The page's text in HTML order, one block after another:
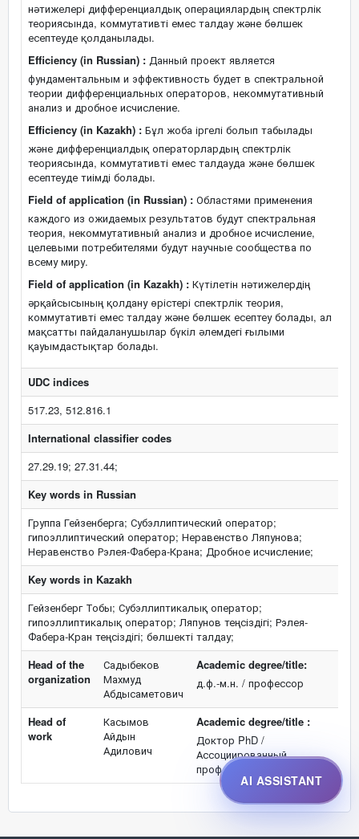
нәтижелері дифференциалдық операциялардың спектрлік
теориясында, коммутативті емес талдау және бөлшек
есептеуде қолданылады.
Efficiency (in Russian) : Данный проект является
фундаментальным и эффективность будет в спектральной
теории дифференциальных операторов, некоммутативный
анализ и дробное исчисление.
Efficiency (in Kazakh) : Бұл жоба іргелі болып табылады
және дифференциалдық операторлардың спектрлік
теориясында, коммутативті емес талдауда және бөлшек
есептеуде тиімді болады.
Field of application (in Russian) : Областями применения
каждого из ожидаемых результатов будут спектральная
теория, некоммутативный анализ и дробное исчисление,
целевыми потребителями будут научные сообщества по
всему миру.
Field of application (in Kazakh) : Күтілетін нәтижелердің
әрқайсысының қолдану өрістері спектрлік теория,
коммутативті емес талдау және бөлшек есептеу болады, ал
мақсатты пайдаланушылар бүкіл әлемдегі ғылыми
қауымдастықтар болады.
UDC indices
517.23, 512.816.1
International classifier codes
27.29.19; 27.31.44;
Key words in Russian
Группа Гейзенберга; Субэллиптический оператор;
гипоэллиптический оператор; Неравенство Ляпунова;
Неравенство Рэлея-Фабера-Крана; Дробное исчисление;
Key words in Kazakh
Гейзенберг Тобы; Субэллиптикалық оператор;
гипоэллиптикалық оператор; Ляпунов теңсіздігі; Рэлея-
Фабера-Кран теңсіздігі; бөлшекті талдау;
Head of the
organization
Садыбеков
Махмуд
Абдысаметович
Academic degree/title:
д.ф.-м.н. / профессор
Head of
work
Касымов
Айдын
Адилович
Academic degree/title :
Доктор PhD /
Ассоциированный
профессор по Математике
AI ASSISTANT